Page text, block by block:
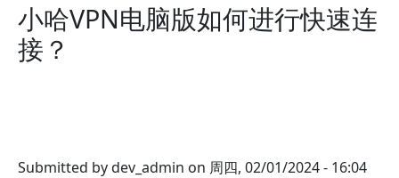
小哈VPN电脑版如何进行快速连
接？
Submitted bydev_admin on 周四, 02/01/2024 - 16:04